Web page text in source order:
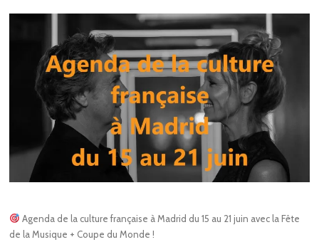
Agenda de la culture française à Madrid du 15 au 21 juin avec la Fête
de la Musique + Coupe du Monde !